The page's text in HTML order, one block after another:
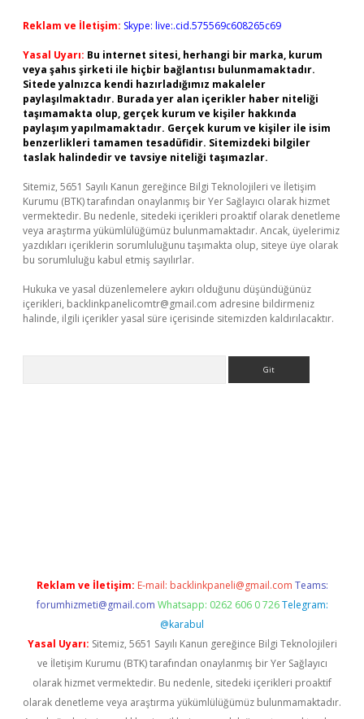
Reklam ve İletişim: Skype: live:.cid.575569c608265c69
Yasal Uyarı: Bu internet sitesi, herhangi bir marka, kurum
veya şahıs şirketi ile hiçbir bağlantısı bulunmamaktadır.
Sitede yalnızca kendi hazırladığımız makaleler
paylaşılmaktadır. Burada yer alan içerikler haber niteliği
taşımamakta olup, gerçek kurum ve kişiler hakkında
paylaşım yapılmamaktadır. Gerçek kurum ve kişiler ile isim
benzerlikleri tamamen tesadüfidir. Sitemizdeki bilgiler
taslak halindedir ve tavsiye niteliği taşımazlar.
Sitemiz, 5651 Sayılı Kanun gereğince Bilgi Teknolojileri ve İletişim
Kurumu (BTK) tarafından onaylanmış bir Yer Sağlayıcı olarak hizmet
vermektedir. Bu nedenle, sitedeki içerikleri proaktif olarak denetleme
veya araştırma yükümlülüğümüz bulunmamaktadır. Ancak, üyelerimiz
yazdıkları içeriklerin sorumluluğunu taşımakta olup, siteye üye olarak
bu sorumluluğu kabul etmiş sayılırlar.
Hukuka ve yasal düzenlemelere aykırı olduğunu düşündüğünüz
içerikleri, backlinkpanelicomtr@gmail.com adresine bildirmeniz
halinde, ilgili içerikler yasal süre içerisinde sitemizden kaldırılacaktır.
Reklam ve İletişim: E-mail: backlinkpaneli@gmail.com Teams:
forumhizmeti@gmail.com Whatsapp: 0262 606 0 726 Telegram:
@karabul
Yasal Uyarı: Sitemiz, 5651 Sayılı Kanun gereğince Bilgi Teknolojileri
ve İletişim Kurumu (BTK) tarafından onaylanmış bir Yer Sağlayıcı
olarak hizmet vermektedir. Bu nedenle, sitedeki içerikleri proaktif
olarak denetleme veya araştırma yükümlülüğümüz bulunmamaktadır.